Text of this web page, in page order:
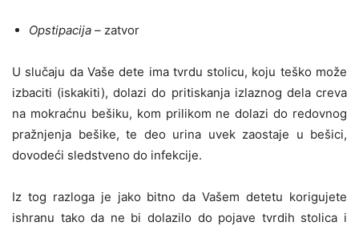
Opstipacija – zatvor
U slučaju da Vaše dete ima tvrdu stolicu, koju teško može
izbaciti (iskakiti), dolazi do pritiskanja izlaznog dela creva
na mokraćnu bešiku, kom prilikom ne dolazi do redovnog
pražnjenja bešike, te deo urina uvek zaostaje u bešici,
dovodeći sledstveno do infekcije.
Iz tog razloga je jako bitno da Vašem detetu korigujete
ishranu tako da ne bi dolazilo do pojave tvrdih stolica i